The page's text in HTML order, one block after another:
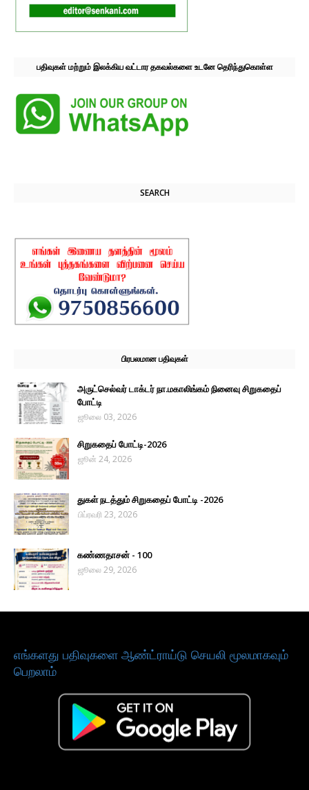
பதிவுகள் மற்றும் இலக்கிய வட்டார தகவல்களை உடனே தெரிந்துகொள்ள
SEARCH
பிரபலமான பதிவுகள்
அருட்செல்வர் டாக்டர் நா.மகாலிங்கம் நினைவு சிறுகதைப்
போட்டி
ஜூலை 03, 2026
சிறுகதைப் போட்டி-2026
ஜூன் 24, 2026
துகள் நடத்தும் சிறுகதைப் போட்டி -2026
பிப்ரவரி 23, 2026
கண்ணதாசன் - 100
ஜூலை 29, 2026
எங்களது பதிவுகளை ஆண்ட்ராய்டு செயலி மூலமாகவும்
பெறலாம்